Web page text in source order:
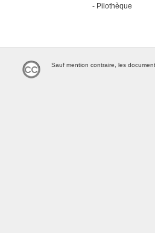
Pilothèque
Sauf mention contraire, les